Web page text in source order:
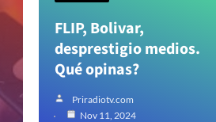
FLIP, Bolivar,
desprestigio medios.
Qué opinas?
Priradiotv.com
Nov 11, 2024